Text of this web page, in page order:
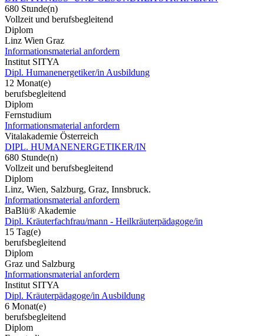
680 Stunde(n)
Vollzeit und berufsbegleitend
Diplom
Linz Wien Graz
Informationsmaterial anfordern
Institut SITYA
Dipl. Humanenergetiker/in Ausbildung
12 Monat(e)
berufsbegleitend
Diplom
Fernstudium
Informationsmaterial anfordern
Vitalakademie Österreich
DIPL. HUMANENERGETIKER/IN
680 Stunde(n)
Vollzeit und berufsbegleitend
Diplom
Linz, Wien, Salzburg, Graz, Innsbruck.
Informationsmaterial anfordern
BaBlü® Akademie
Dipl. Kräuterfachfrau/mann - Heilkräuterpädagoge/in
15 Tag(e)
berufsbegleitend
Diplom
Graz und Salzburg
Informationsmaterial anfordern
Institut SITYA
Dipl. Kräuterpädagoge/in Ausbildung
6 Monat(e)
berufsbegleitend
Diplom